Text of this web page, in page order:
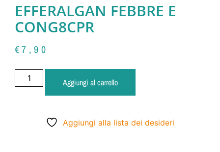
EFFERALGAN FEBBRE E
CONG8CPR
€7,90
Aggiungi al carrello
Aggiungi alla lista dei desideri